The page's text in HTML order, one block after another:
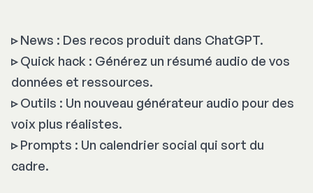
▹News : Des recos produit dans ChatGPT.
▹Quick hack : Générez un résumé audio de vos
données et ressources.
▹Outils : Un nouveau générateur audio pour des
voix plus réalistes.
▹Prompts : Un calendrier social qui sort du
cadre.